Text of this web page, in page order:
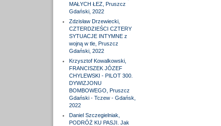
MAŁYCH ŁEZ, Pruszcz
Gdański, 2022
Zdzisław Drzewiecki,
CZTERDZIEŚCI CZTERY
SYTUACJE INTYMNE z
wojną w tle, Pruszcz
Gdański, 2022
Krzysztof Kowalkowski,
FRANCISZEK JÓZEF
CHYLEWSKI - PILOT 300.
DYWIZJONU
BOMBOWEGO, Pruszcz
Gdański - Tczew - Gdańsk,
2022
Daniel Szczegielniak,
PODRÓŻ KU PASJI. Jak